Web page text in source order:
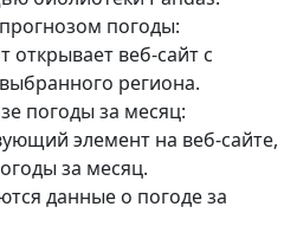
погоды:
открывает веб-сайт с
региона.
погоды за месяц:
элемент на веб-сайте,
за месяц.
данные о погоде за